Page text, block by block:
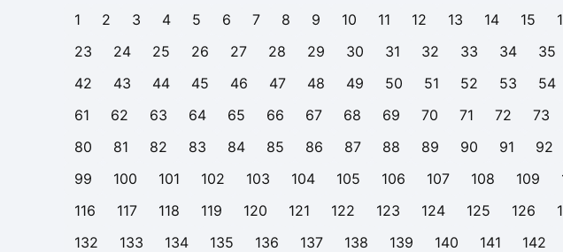
1 2 3 4 5 6 7 8 9 10 11 12 13 14 15
23
24 25 26 27 28 29 30 31 32 33 34 35
42
43 44 45 46 47 48 49 50 51 52 53 54
61
62 63 64 65 66 67 68 69 70 71 72 73
80
81 82 83 84 85 86 87 88 89 90 91 92
99
100 101 102 103 104 105 106 107 108 109
116
117 118 119 120 121 122 123 124 125 126
132
133 134 135 136 137 138 139 140 141 142